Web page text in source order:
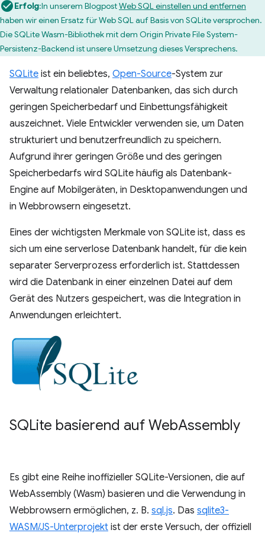
Erfolg:In unserem BlogpostWeb SQL einstellen und entfernen
haben wir einen Ersatz für Web SQL auf Basis von SQLite versprochen.
Die SQLite Wasm-Bibliothek mit dem Origin Private File System-
Persistenz-Backend ist unsere Umsetzung dieses Versprechens.
SQLite ist ein beliebtes, Open-Source-System zur
Verwaltung relationaler Datenbanken, das sich durch
geringen Speicherbedarf und Einbettungsfähigkeit
auszeichnet. Viele Entwickler verwenden sie, um Daten
strukturiert und benutzerfreundlich zu speichern.
Aufgrund ihrer geringen Größe und des geringen
Speicherbedarfs wird SQLite häufig als Datenbank-
Engine auf Mobilgeräten, in Desktopanwendungen und
in Webbrowsern eingesetzt.
Eines der wichtigsten Merkmale von SQLite ist, dass es
sich um eine serverlose Datenbank handelt, für die kein
separater Serverprozess erforderlich ist. Stattdessen
wird die Datenbank in einer einzelnen Datei auf dem
Gerät des Nutzers gespeichert, was die Integration in
Anwendungen erleichtert.
SQLite basierend auf WebAssembly
Es gibt eine Reihe inoffizieller SQLite-Versionen, die auf
WebAssembly (Wasm) basieren und die Verwendung in
Webbrowsern ermöglichen, z. B. sql.js. Das sqlite3-
WASM/JS-Unterprojekt ist der erste Versuch, der offiziell